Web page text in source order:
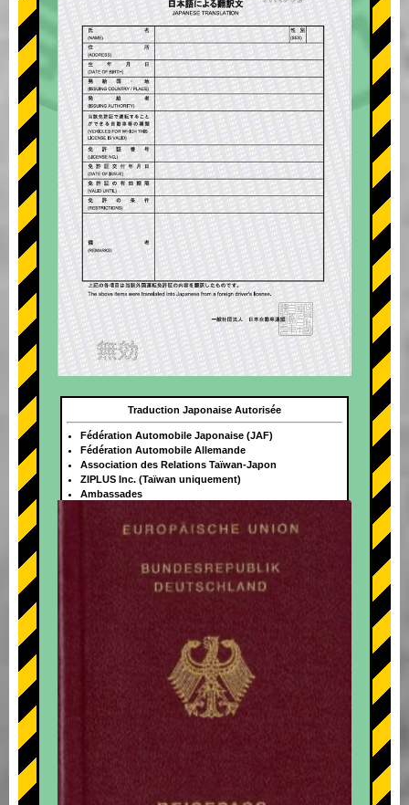
+
Traduction Japonaise Autorisée
Fédération Automobile Japonaise (JAF)
Fédération Automobile Allemande
Association des Relations Taïwan-Japon
ZIPLUS Inc. (Taïwan uniquement)
Ambassades